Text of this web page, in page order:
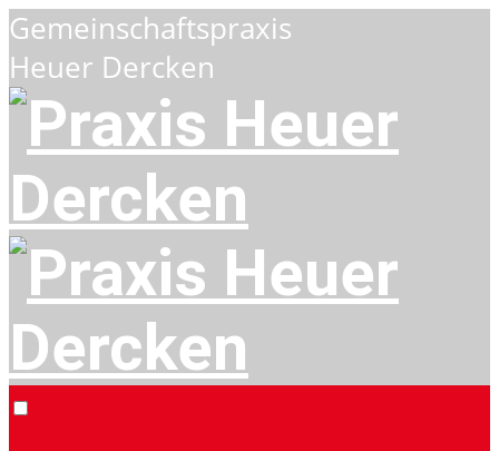
Gemeinschaftspraxis
Heuer Dercken